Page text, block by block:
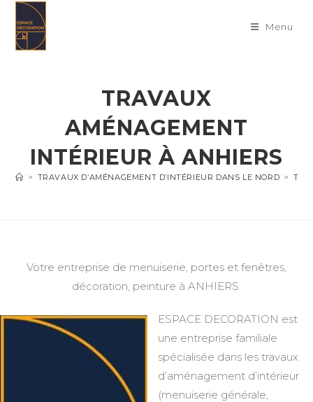
content
Menu
TRAVAUX
AMÉNAGEMENT
INTÉRIEUR À ANHIERS
> TRAVAUX D’AMÉNAGEMENT D’INTÉRIEUR DANS LE NORD >
Votre entreprise de menuiserie, portes et fenêtres,
décoration, peinture à ANHIERS.
ESPACE DECORATION est
une entreprise familiale
spécialisée dans les travaux
d’aménagement d’intérieur
(menuiserie générale,